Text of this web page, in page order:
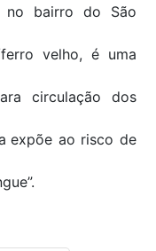
no bairro do São
velho, é uma
circulação dos
expõe ao risco de